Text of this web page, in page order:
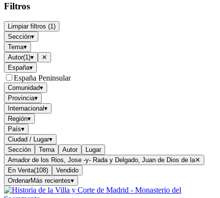
Filtros
Limpiar filtros (1)
Sección▾
Tema▾
Autor(1)▾
✕
España▾
España Peninsular
Comunidad▾
Provincia▾
Internacional▾
Región▾
País▾
Ciudad / Lugar▾
Sección
Tema Autor
Lugar
Amador de los Rios, Jose -y- Rada y Delgado, Juan de Dios de la✕
En Venta(108)
Vendido
OrdenarMás recientes▾